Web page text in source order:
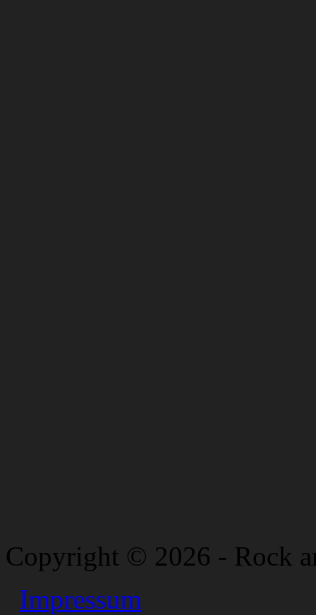
Copyright © 2026 - Rock
Impressum